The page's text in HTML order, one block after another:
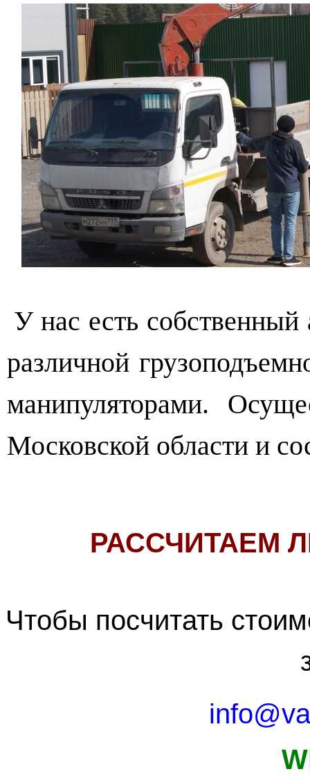
У нас есть собственный
различной
манипуляторами.
Московской области и
РАССЧИТАЕМ
Чтобы посчитать